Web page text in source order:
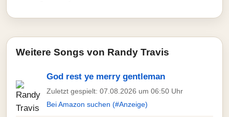
Weitere Songs von Randy Travis
God rest ye merry gentleman
Zuletzt gespielt: 07.08.2026 um 06:50 Uhr
Bei Amazon suchen (#Anzeige)